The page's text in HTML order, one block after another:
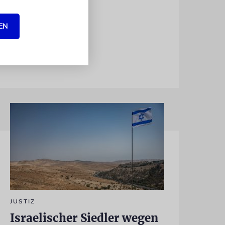
dessen
JUSTIZ
Israelischer Siedler wegen